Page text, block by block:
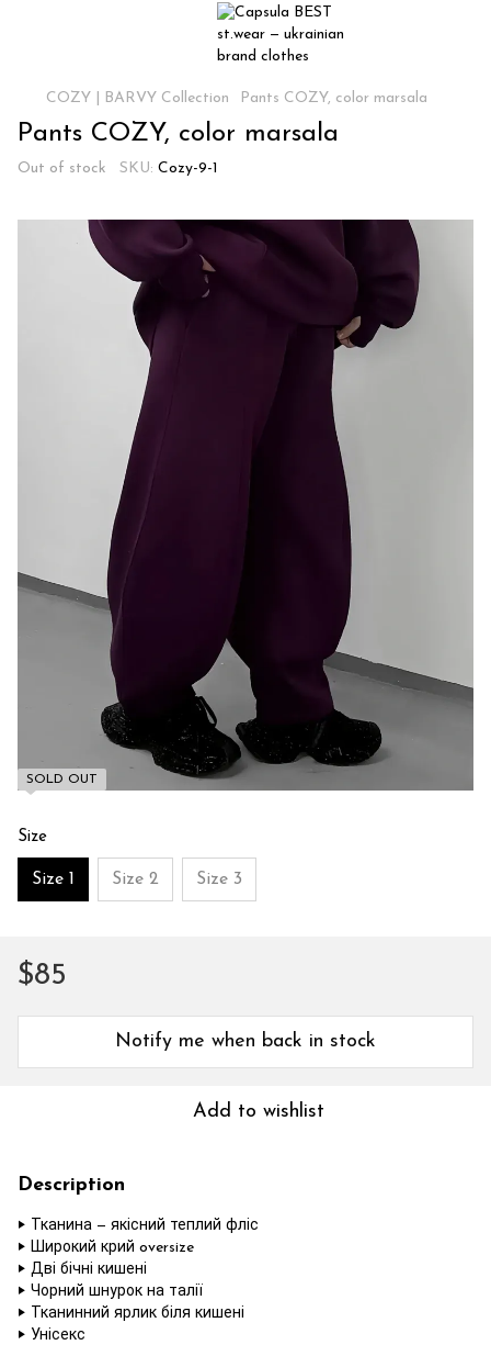
COZY | BARVY Collection Pants COZY, color marsala
Pants COZY, color marsala
Out of stock SKU: Cozy-9-1
SOLD OUT
Size
Size 1 Size 2 Size 3
$85
Notify me when back in stock
Add to wishlist
Description
‣ Тканина — якісний теплий фліс
‣ Широкий крий oversize
‣ Дві бічні кишені
‣ Чорний шнурок на талії
‣ Тканинний ярлик біля кишені
‣ Унісекс